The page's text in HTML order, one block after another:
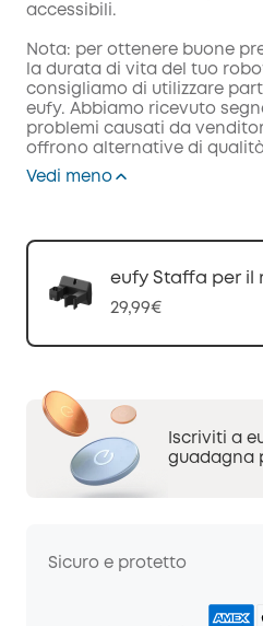
accessibili.
Nota: per ottenere buone
la durata di vita del tuo
consigliamo di utilizzare
eufy. Abbiamo ricevuto
problemi causati da
offrono alternative di
Vedi meno
eufy Staffa per il
29,99€
Iscriviti a
guadagna
Sicuro e protetto